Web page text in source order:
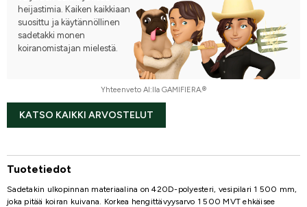
heijastimia. Kaiken kaikkiaan
suosittu ja käytännöllinen
sadetakki monen
koiranomistajan mielestä.
Yhteenveto AI:lla GAMIFIERA.®
KATSO KAIKKI ARVOSTELUT
Tuotetiedot
Sadetakin ulkopinnan materiaalina on 420D-polyesteri, vesipilari 1 500 mm,
joka pitää koiran kuivana. Korkea hengittävyysarvo 1 500 MVT ehkäisee